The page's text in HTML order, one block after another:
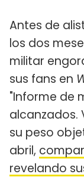
Antes de
los dos
militar
sus fans en
"Informe de
alcanzados.
su peso
abril,
revelando